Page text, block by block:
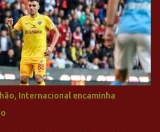
Internacional encaminha